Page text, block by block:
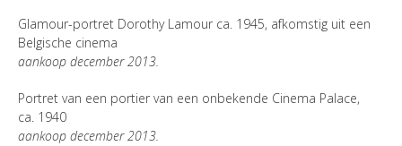
Glamour-portret Dorothy Lamour ca. 1945, afkomstig uit een
Belgische cinema
aankoop december 2013.
Portret van een portier van een onbekende Cinema Palace,
ca. 1940
aankoop december 2013.